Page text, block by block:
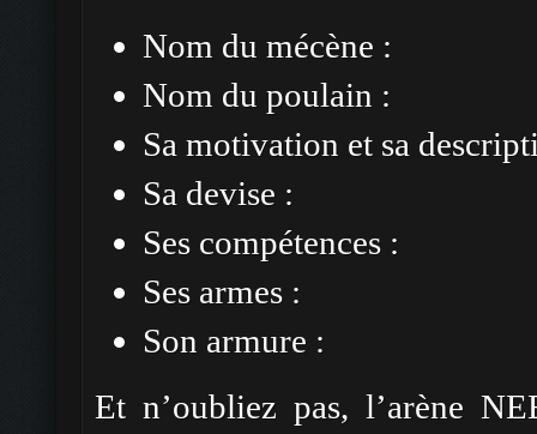
Nom du mécène :
Nom du poulain :
Sa motivation et sa
Sa devise :
Ses compétences :
Ses armes :
Son armure :
Et n’oubliez pas, l’arène